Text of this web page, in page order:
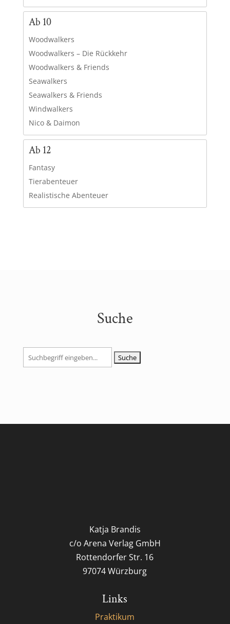
Ab 10
Woodwalkers
Woodwalkers – Die Rückkehr
Woodwalkers & Friends
Seawalkers
Seawalkers & Friends
Windwalkers
Nico & Daimon
Ab 12
Fantasy
Tierabenteuer
Realistische Abenteuer
Suche
Suchen
nach:
Katja Brandis
c/o Arena Verlag GmbH
Rottendorfer Str. 16
97074 Würzburg
Links
Praktikum